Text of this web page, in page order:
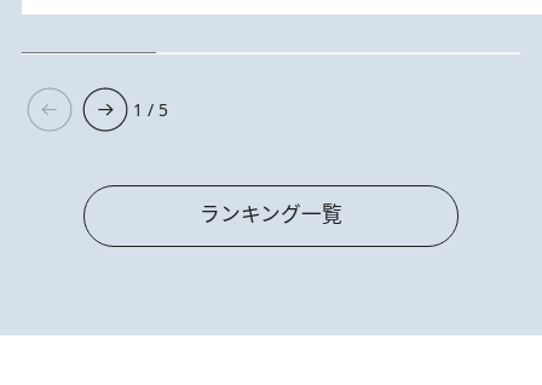
1 / 5
ランキング一覧